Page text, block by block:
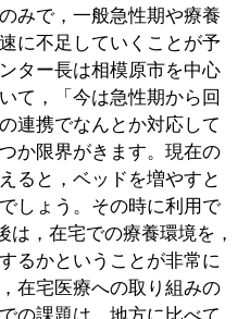
みで，一般急性期や療養
に不足していくことが予
ター長は相模原市を中心
て，「今は急性期から回
連携でなんとか対応して
か限界がきます。現在の
ると，ベッドを増やすと
しょう。その時に利用で
は，在宅での療養環境を，
るかということが非常に
在宅医療への取り組みの
の課題は，地方に比べて